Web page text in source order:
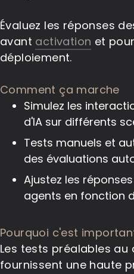
Évaluez les réponses
avant activation et
déploiement.
Comment ça marche
Simulez les
d'IA sur différents
Tests manuels et
des évaluations
Ajustez les
agents en fonction
Pourquoi c'est
Les tests préalables
fournissent une haute